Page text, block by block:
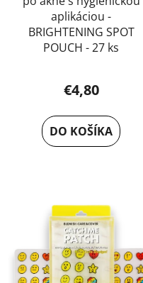
aplikáciou -
BRIGHTENING SPOT
POUCH - 27 ks
€4,80
DO KOŠÍKA